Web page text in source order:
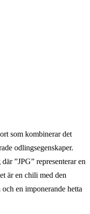
som kombinerar det
odlingsegenskaper.
”JPG” representerar en
är en chili med den
en imponerande hetta